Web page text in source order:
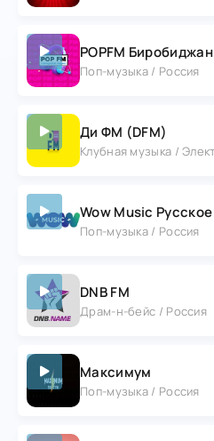
POPFM Биробиджан
Поп-музыка / Россия
Ди ФМ (DFM)
Wow Music Русское
Поп-музыка / Россия
DNB FM
Драм-н-бейс / Россия
Максимум
Поп-музыка / Россия